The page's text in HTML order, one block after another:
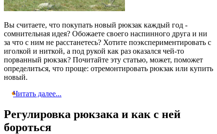
Вы считаете, что покупать новый рюкзак каждый год -
сомнительная идея? Обожаете своего наспинного друга и ни
за что с ним не расстанетесь? Хотите поэкспериментировать с
иголкой и ниткой, а под рукой как раз оказался чей-то
порванный рюкзак? Почитайте эту статью, может, поможет
определиться, что проще: отремонтировать рюкзак или купить
новый.
Читать далее...
Регулировка рюкзака и как с ней
бороться